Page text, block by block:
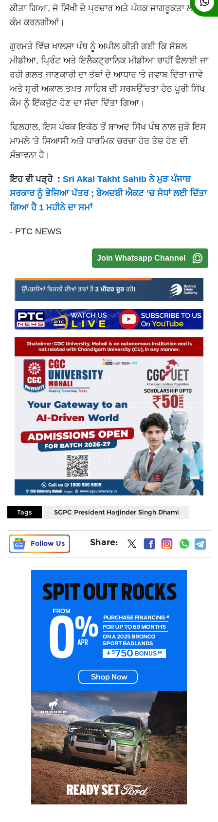
ਕੀਤਾ ਗਿਆ, ਜੋ ਸਿੱਖੀ ਦੇ ਪ੍ਰਚਾਰ ਅਤੇ ਪੰਥਕ ਜਾਗਰੂਕਤਾ ਲਈ
ਕੰਮ ਕਰਨਗੀਆਂ।
ਗੁਰਮਤੇ ਵਿੱਚ ਖਾਲਸਾ ਪੰਥ ਨੂੰ ਅਪੀਲ ਕੀਤੀ ਗਈ ਕਿ ਸੋਸ਼ਲ
ਮੀਡੀਆ, ਪ੍ਰਿੰਟ ਅਤੇ ਇਲੈਕਟ੍ਰਾਨਿਕ ਮੀਡੀਆ ਰਾਹੀਂ ਫੈਲਾਈ ਜਾ
ਰਹੀ ਗਲਤ ਜਾਣਕਾਰੀ ਦਾ ਤੱਥਾਂ ਦੇ ਆਧਾਰ 'ਤੇ ਜਵਾਬ ਦਿੱਤਾ ਜਾਵੇ
ਅਤੇ ਸ੍ਰੀ ਅਕਾਲ ਤਖ਼ਤ ਸਾਹਿਬ ਦੀ ਸਰਬਉੱਚਤਾ ਹੇਠ ਪੂਰੀ ਸਿੱਖ
ਕੌਮ ਨੂੰ ਇੱਕਜੁੱਟ ਹੋਣ ਦਾ ਸੱਦਾ ਦਿੱਤਾ ਗਿਆ।
ਫਿਲਹਾਲ, ਇਸ ਪੰਥਕ ਇਕੱਠ ਤੋਂ ਬਾਅਦ ਸਿੱਖ ਪੰਥ ਨਾਲ ਜੁੜੇ ਇਸ
ਮਾਮਲੇ 'ਤੇ ਸਿਆਸੀ ਅਤੇ ਧਾਰਮਿਕ ਚਰਚਾ ਹੋਰ ਤੇਜ਼ ਹੋਣ ਦੀ
ਸੰਭਾਵਨਾ ਹੈ।
ਇਹ ਵੀ ਪੜ੍ਹੋ : Sri Akal Takht Sahib ਨੇ ਮੁੜ ਪੰਜਾਬ
ਸਰਕਾਰ ਨੂੰ ਭੇਜਿਆ ਪੱਤਰ ; ਬੇਅਦਬੀ ਐਕਟ ’ਚ ਸੋਧਾਂ ਲਈ ਦਿੱਤਾ
ਗਿਆ ਹੈ 1 ਮਹੀਨੇ ਦਾ ਸਮਾਂ
- PTC NEWS
Join Whatsapp Channel
Tags SGPC President Harjinder Singh Dhami
Follow Us Share: